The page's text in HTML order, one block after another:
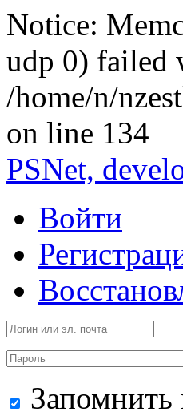
Notice:
udp 0) failed
/home/n/
on line 134
PSNet,
Войти
Запомнить